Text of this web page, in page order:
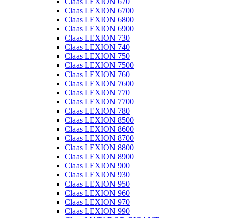
Claas LEXION 6700
Claas LEXION 6800
Claas LEXION 6900
Claas LEXION 730
Claas LEXION 740
Claas LEXION 750
Claas LEXION 7500
Claas LEXION 760
Claas LEXION 7600
Claas LEXION 770
Claas LEXION 7700
Claas LEXION 780
Claas LEXION 8500
Claas LEXION 8600
Claas LEXION 8700
Claas LEXION 8800
Claas LEXION 8900
Claas LEXION 900
Claas LEXION 930
Claas LEXION 950
Claas LEXION 960
Claas LEXION 970
Claas LEXION 990